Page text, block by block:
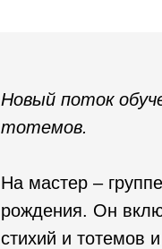
Новый поток
тотемов.
На мастер –
рождения. Он
стихий и тотемов